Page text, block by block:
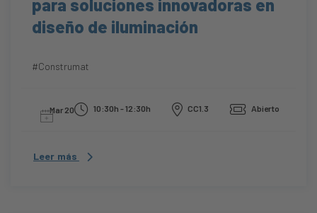
para soluciones innovadoras en
diseño de iluminación
#Construmat
Mar 20 10:30h - 12:30h CC1.3 Abierto
Leer más